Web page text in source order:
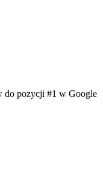
do pozycji #1 w Google